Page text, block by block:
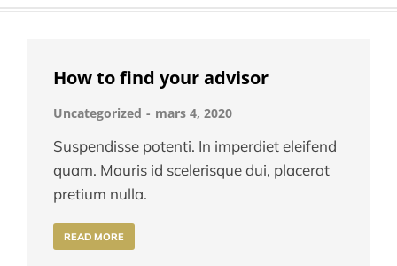
How to find your advisor
Uncategorized mars 4, 2020
Suspendisse potenti. In imperdiet eleifend
quam. Mauris id scelerisque dui, placerat
pretium nulla.
READ MORE